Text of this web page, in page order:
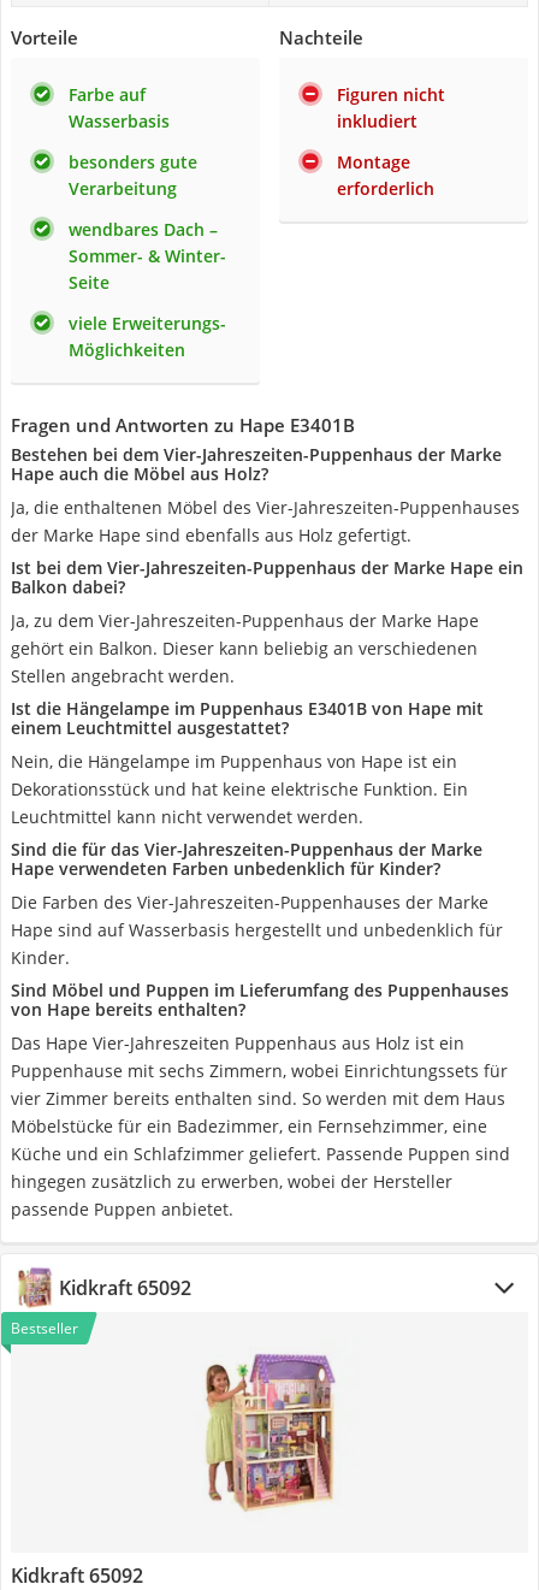
Vorteile
Farbe auf
Wasserbasis
besonders gute
Verarbeitung
wendbares Dach –
Sommer- & Winter-
Seite
viele Erweiterungs-
Möglichkeiten
Nachteile
Figuren nicht
inkludiert
Montage
erforderlich
Fragen und Antworten zu Hape ‎E3401B
Bestehen bei dem Vier-Jahreszeiten-Puppenhaus der Marke
Hape auch die Möbel aus Holz?
Ja, die enthaltenen Möbel des Vier-Jahreszeiten-Puppenhauses
der Marke Hape sind ebenfalls aus Holz gefertigt.
Ist bei dem Vier-Jahreszeiten-Puppenhaus der Marke Hape ein
Balkon dabei?
Ja, zu dem Vier-Jahreszeiten-Puppenhaus der Marke Hape
gehört ein Balkon. Dieser kann beliebig an verschiedenen
Stellen angebracht werden.
Ist die Hängelampe im Puppenhaus E3401B von Hape mit
einem Leuchtmittel ausgestattet?
Nein, die Hängelampe im Puppenhaus von Hape ist ein
Dekorationsstück und hat keine elektrische Funktion. Ein
Leuchtmittel kann nicht verwendet werden.
Sind die für das Vier-Jahreszeiten-Puppenhaus der Marke
Hape verwendeten Farben unbedenklich für Kinder?
Die Farben des Vier-Jahreszeiten-Puppenhauses der Marke
Hape sind auf Wasserbasis hergestellt und unbedenklich für
Kinder.
Sind Möbel und Puppen im Lieferumfang des Puppenhauses
von Hape bereits enthalten?
Das Hape Vier-Jahreszeiten Puppenhaus aus Holz ist ein
Puppenhause mit sechs Zimmern, wobei Einrichtungssets für
vier Zimmer bereits enthalten sind. So werden mit dem Haus
Möbelstücke für ein Badezimmer, ein Fernsehzimmer, eine
Küche und ein Schlafzimmer geliefert. Passende Puppen sind
hingegen zusätzlich zu erwerben, wobei der Hersteller
passende Puppen anbietet.
Kidkraft 65092
Bestseller
Kidkraft 65092